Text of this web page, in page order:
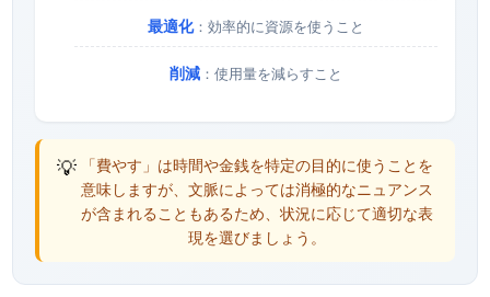
最適化：効率的に資源を使うこと
削減 ：使用量を減らすこと
💡 「費やす」は時間や金銭を特定の目的に使うことを
意味しますが、文脈によっては消極的なニュアンス
が含まれることもあるため、状況に応じて適切な表
現を選びましょう。